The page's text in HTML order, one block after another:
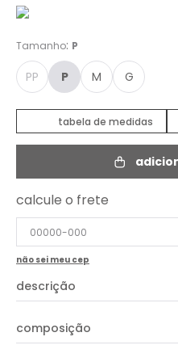
Tamanho: P
PP P M G
tabela de medidas
calcule o frete
não sei meu cep
descrição
em uma proposta delicada
floral em tons suaves, a
composição